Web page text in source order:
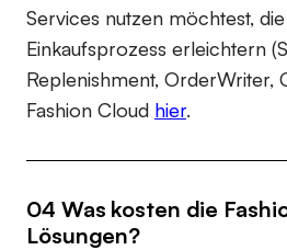
Services nutzen möchtest,
Einkaufsprozess erleichtern
Replenishment, OrderWriter,
Fashion Cloud hier.
04 Was kosten die
Lösungen?